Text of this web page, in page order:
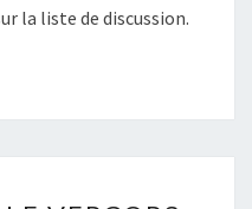
la liste de discussion.